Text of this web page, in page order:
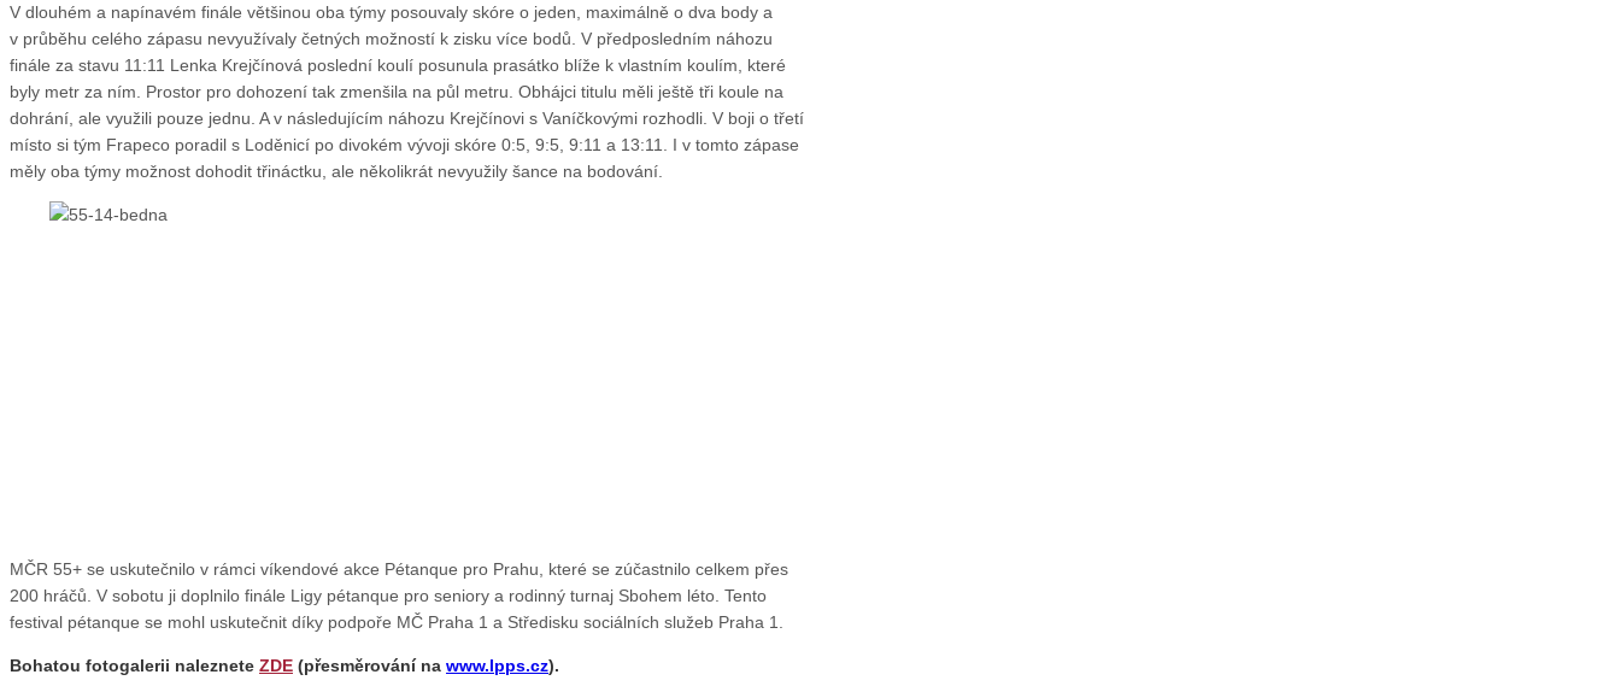
V dlouhém a napínavém finále většinou oba týmy posouvaly skóre o jeden, maximálně o dva body a
v průběhu celého zápasu nevyužívaly četných možností k zisku více bodů. V předposledním náhozu
finále za stavu 11:11 Lenka Krejčínová poslední koulí posunula prasátko blíže k vlastním koulím, které
byly metr za ním. Prostor pro dohození tak zmenšila na půl metru. Obhájci titulu měli ještě tři koule na
dohrání, ale využili pouze jednu. A v následujícím náhozu Krejčínovi s Vaníčkovými rozhodli. V boji o třetí
místo si tým Frapeco poradil s Loděnicí po divokém vývoji skóre 0:5, 9:5, 9:11 a 13:11. I v tomto zápase
měly oba týmy možnost dohodit třináctku, ale několikrát nevyužily šance na bodování.
MČR 55+ se uskutečnilo v rámci víkendové akce Pétanque pro Prahu, které se zúčastnilo celkem přes
200 hráčů. V sobotu ji doplnilo finále Ligy pétanque pro seniory a rodinný turnaj Sbohem léto. Tento
festival pétanque se mohl uskutečnit díky podpoře MČ Praha 1 a Středisku sociálních služeb Praha 1.
Bohatou fotogalerii naleznete ZDE (přesměrování na www.lpps.cz).